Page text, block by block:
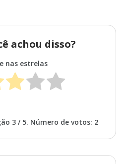
achou disso?
nas estrelas
3/ 5. Número de votos: 2